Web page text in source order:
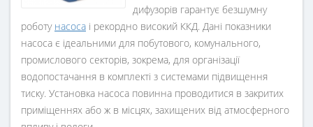
дифузорів гарантує безшумну
роботу насоса і рекордно високий ККД. Дані показники
насоса є ідеальними для побутового, комунального,
промислового секторів, зокрема, для організації
водопостачання в комплекті з системами підвищення
тиску. Установка насоса повинна проводитися в закритих
приміщеннях або ж в місцях, захищених від атмосферного